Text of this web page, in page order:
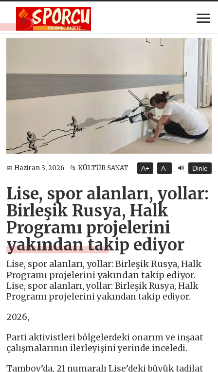
📅 Haziran 3, 2026 📂 KÜLTÜR SANAT A+ A- 🔊 Dinle
Lise, spor alanları, yollar:
Birleşik Rusya, Halk
Programı projelerini
yakından takip ediyor
Lise, spor alanları, yollar: Birleşik Rusya, Halk
Programı projelerini yakından takip ediyor.
Lise, spor alanları, yollar: Birleşik Rusya, Halk
Programı projelerini yakından takip ediyor.
2026,
Parti aktivistleri bölgelerdeki onarım ve inşaat
çalışmalarının ilerleyişini yerinde inceledi.
Tambov’da, 21 numaralı Lise’deki büyük tadilat